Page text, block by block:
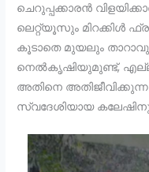
ചെറുപ്പക്കാരൻ
ലെറ്റ്യൂസും മിറക്കിൾ
കൂടാതെ മുയലും
നെൽകൃഷിയുമുണ്ട്,
അതിനെ
സ്വദേശിയായ